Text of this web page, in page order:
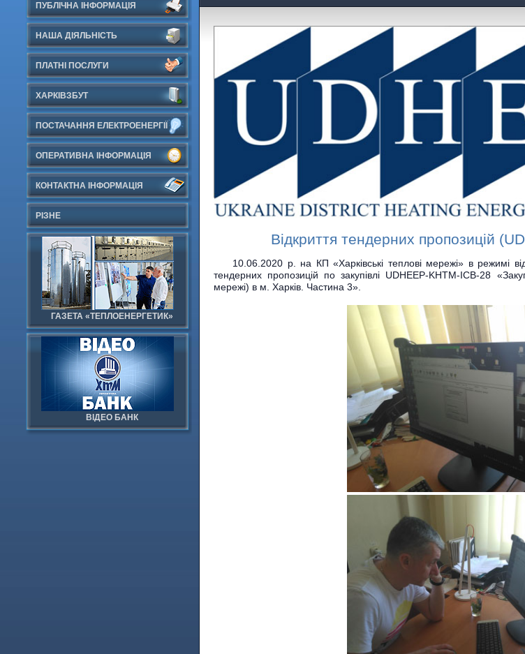
ПУБЛІЧНА ІНФОРМАЦІЯ
НАША ДІЯЛЬНІСТЬ
ПЛАТНІ ПОСЛУГИ
ХАРКІВЗБУТ
ПОСТАЧАННЯ ЕЛЕКТРОЕНЕРГІЇ
ОПЕРАТИВНА ІНФОРМАЦІЯ
КОНТАКТНА ІНФОРМАЦІЯ
РІЗНЕ
ГАЗЕТА «ТЕПЛОЕНЕРГЕТИК»
ВІДЕО БАНК
Відкриття тендерних пропозицій
10.06.2020 р. на КП «Харківські теплові мережі» в режимі
тендерних пропозицій по закупівлі UDHEEP-KHTM-ICB-28
мережі) в м. Харків. Частина 3».